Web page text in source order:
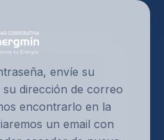
envíe su
dirección de correo
encontrarlo en la
un email con